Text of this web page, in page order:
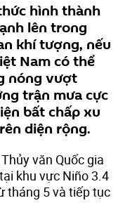
hình thành
lên trong
khí tượng, nếu
Nam có thể
nóng vượt
trận mưa cực
bất chấp xu
diện rộng.
văn Quốc gia
khu vực Niño 3.4
tháng 5 và tiếp tục